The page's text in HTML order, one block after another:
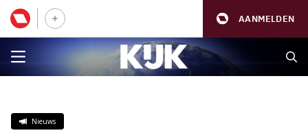
AANMELDEN
Nieuws